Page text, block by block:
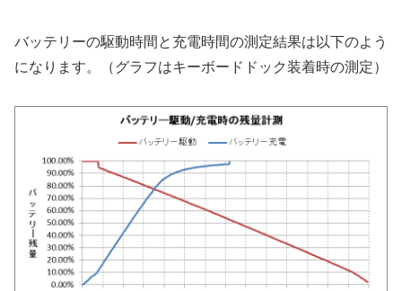
バッテリーの駆動時間と充電時間の測定結果は以下のよう
になります。（グラフはキーボードドック装着時の測定）